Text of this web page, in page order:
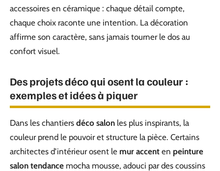
accessoires en céramique : chaque détail compte,
chaque choix raconte une intention. La décoration
affirme son caractère, sans jamais tourner le dos au
confort visuel.
Des projets déco qui osent la couleur :
exemples et idées à piquer
Dans les chantiers déco salon les plus inspirants, la
couleur prend le pouvoir et structure la pièce. Certains
architectes d’intérieur osent le mur accent en peinture
salon tendance mocha mousse, adouci par des coussins